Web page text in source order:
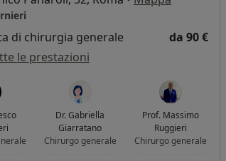
di chirurgia generale
da 90 €
le prestazioni
Dr. Gabriella
Giarratano
Chirurgo generale
Prof. Massimo
Ruggieri
Chirurgo generale